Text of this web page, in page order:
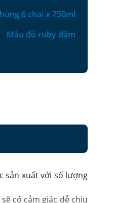
6 chai x 750ml
Màu đỏ ruby đậm
sản xuất với số lượng
có cảm giác dễ chịu